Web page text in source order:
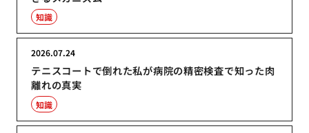
知識
テニスコートで倒れた私が病院の精密検査で知った肉
離れの真実
2026.07.24
知識